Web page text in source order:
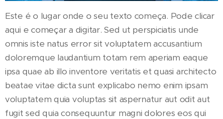
Este é o lugar onde o seu texto começa. Pode clicar
aqui e começar a digitar. Sed ut perspiciatis unde
omnis iste natus error sit voluptatem accusantium
doloremque laudantium totam rem aperiam eaque
ipsa quae ab illo inventore veritatis et quasi architecto
beatae vitae dicta sunt explicabo nemo enim ipsam
voluptatem quia voluptas sit aspernatur aut odit aut
fugit sed quia consequuntur magni dolores eos qui